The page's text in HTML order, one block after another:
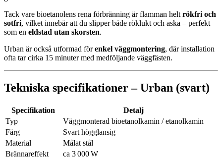
Tack vare bioetanolens rena förbränning är flamman helt rökfri och
sotfri, vilket innebär att du slipper både röklukt och aska – perfekt
som en eldstad utan skorsten.
Urban är också utformad förenkel väggmontering, där installation
ofta tar cirka 15 minuter med medföljande väggfästen.
Tekniska specifikationer – Urban (svart)
Specifikation
Detalj
Typ
Väggmonterad bioetanolkamin / etanolkamin
Färg
Svart högglansig
Material
Målat stål
Brännareffekt
ca 3 000 W